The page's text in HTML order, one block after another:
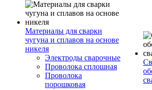
Материалы для сварки
чугуна и сплавов на основе
никеля
Электроды сварочные
Проволока сплошная
Проволока
порошковая